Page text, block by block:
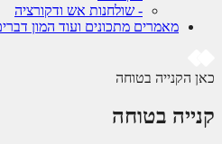
- שולחנות אש ודקורציה
מאמרים מתכונים ועוד המון דברים
הקנייה בטוחה
בטוחה